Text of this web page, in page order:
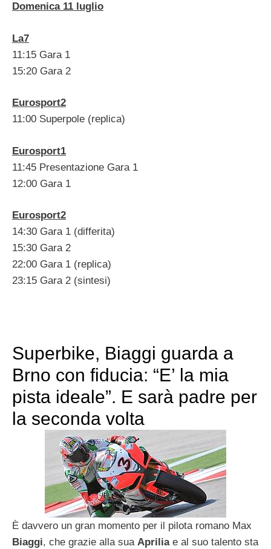
Domenica 11 luglio
La7
11:15 Gara 1
15:20 Gara 2
Eurosport2
11:00 Superpole (replica)
Eurosport1
11:45 Presentazione Gara 1
12:00 Gara 1
Eurosport2
14:30 Gara 1 (differita)
15:30 Gara 2
22:00 Gara 1 (replica)
23:15 Gara 2 (sintesi)
Superbike, Biaggi guarda a
Brno con fiducia: “E’ la mia
pista ideale”. E sarà padre per
la seconda volta
È davvero un gran momento per il pilota romano Max
Biaggi, che grazie alla sua Apriliae al suo talento sta